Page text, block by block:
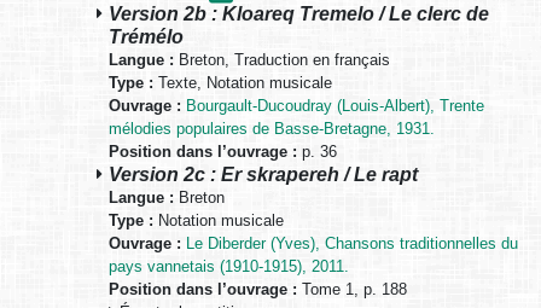
Version 2b : Kloareq Tremelo / Le clerc de
Trémélo
Langue : Breton, Traduction en français
Type : Texte, Notation musicale
Ouvrage : Bourgault-Ducoudray (Louis-Albert), Trente
mélodies populaires de Basse-Bretagne, 1931.
Position dans l’ouvrage : p. 36
Version 2c : Er skrapereh / Le rapt
Langue : Breton
Type : Notation musicale
Ouvrage : Le Diberder (Yves), Chansons traditionnelles du
pays vannetais (1910-1915), 2011.
Position dans l’ouvrage : Tome 1, p. 188